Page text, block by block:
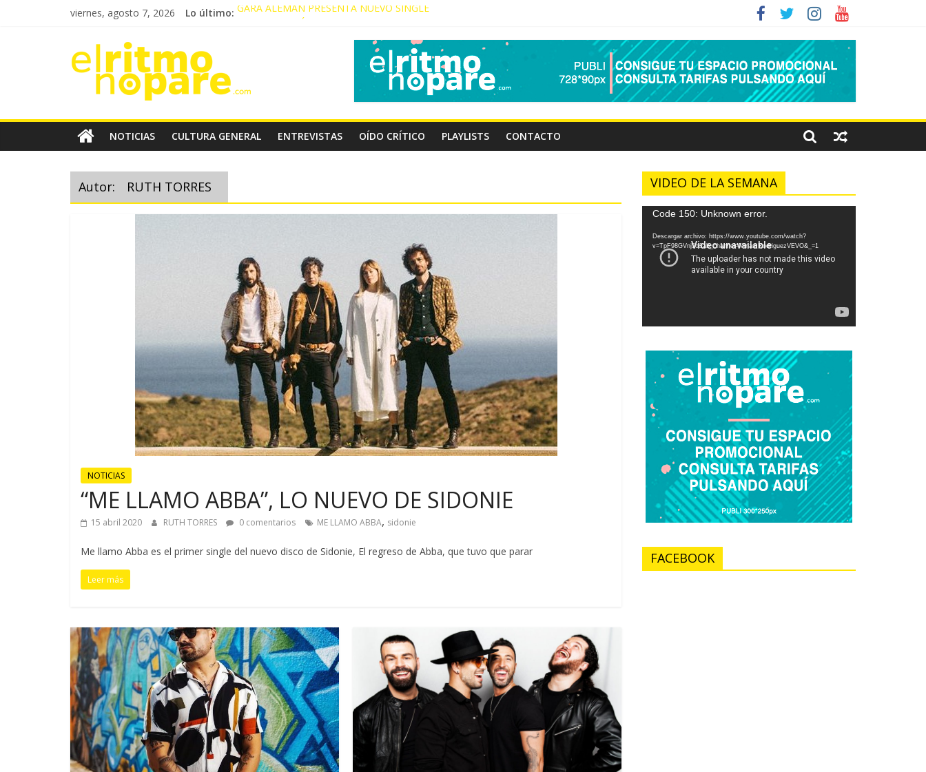
viernes, agosto 7, 2026 Lo último: GARA ALEMAN PRESENTA NUEVO SINGLE
CRISTINA PAREJA PRESENTA “DÉJAME DECIRTE”
SONIA GÓMEZ PRESENTA SU EP “EL VIAJE (IDA)”
GONZALO HERMIDA COLABORA CON LA MEXICANA ISA
El
Ritmo
No
Pare
NOTICIAS CULTURA GENERAL ENTREVISTAS OÍDO CRÍTICO PLAYLISTS CONTACTO
Autor: RUTH TORRES
NOTICIAS
“ME LLAMO ABBA”, LO NUEVO DE SIDONIE
15 abril 2020 RUTH TORRES 0 comentarios ME LLAMO ABBA, sidonie
Me llamo Abba es el primer single del nuevo disco de Sidonie, El regreso de Abba, que tuvo que parar
Leer más
VIDEO DE LA SEMANA
Reproductor
vídeo
Code 150: Unknown error.
Descargar archivo: https://www.youtube.com/watch?
v=TpF98GVnj5o&ab_channel=MiriamRodriguezVEVO&_=1
FACEBOOK